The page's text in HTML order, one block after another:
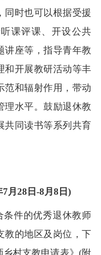
同时也可以根据受援
课评课、开设公共
讲座等，指导青年教
和开展教研活动等丰
范和辐射作用，带动
理水平。鼓励退休教
共同读书等系列共育
月28日-8月8日)
条件的优秀退休教师
教的地区及岗位，下